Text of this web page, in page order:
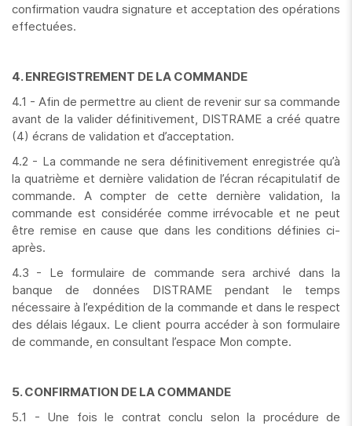
confirmation vaudra signature et acceptation des opérations
effectuées.
4. ENREGISTREMENT DE LA COMMANDE
4.1 - Afin de permettre au client de revenir sur sa commande
avant de la valider définitivement, DISTRAME a créé quatre
(4) écrans de validation et d’acceptation.
4.2 - La commande ne sera définitivement enregistrée qu’à
la quatrième et dernière validation de l’écran récapitulatif de
commande. A compter de cette dernière validation, la
commande est considérée comme irrévocable et ne peut
être remise en cause que dans les conditions définies ci-
après.
4.3 - Le formulaire de commande sera archivé dans la
banque de données DISTRAME pendant le temps
nécessaire à l’expédition de la commande et dans le respect
des délais légaux. Le client pourra accéder à son formulaire
de commande, en consultant l’espace Mon compte.
5. CONFIRMATION DE LA COMMANDE
5.1 - Une fois le contrat conclu selon la procédure de